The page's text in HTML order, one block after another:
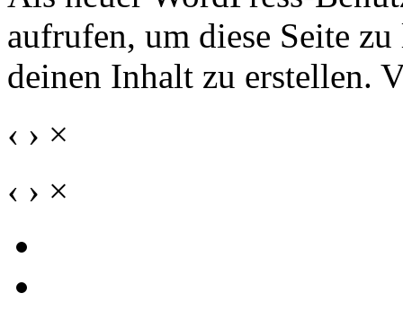
aufrufen, um diese Seite
deinen Inhalt zu erstellen.
‹ › ×
‹ › ×